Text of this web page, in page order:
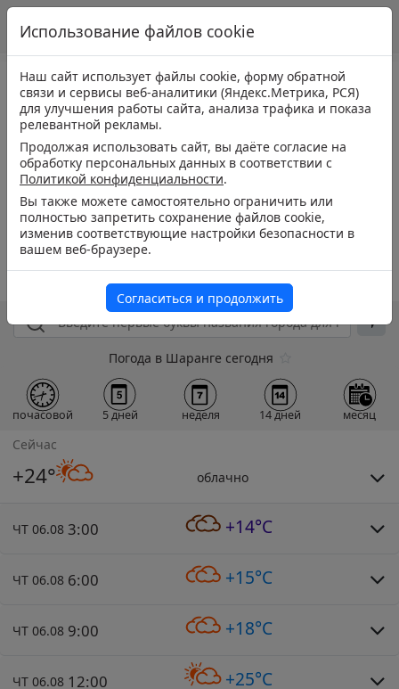
Погода в Шаранге сегодня
почасовой 5 дней неделя 14 дней месяц
Сейчас
+24° облачно
ЧТ 06.08 3:00 +14°C
ЧТ 06.08 6:00 +15°C
ЧТ 06.08 9:00 +18°C
ЧТ 06.08 12:00 +25°C
Использование файлов cookie
Наш сайт использует файлы cookie, форму обратной
связи и сервисы веб-аналитики (Яндекс.Метрика, РСЯ)
для улучшения работы сайта, анализа трафика и показа
релевантной рекламы.
Продолжая использовать сайт, вы даёте согласие на
обработку персональных данных в соответствии с
Политикой конфиденциальности.
Вы также можете самостоятельно ограничить или
полностью запретить сохранение файлов cookie,
изменив соответствующие настройки безопасности в
вашем веб-браузере.
Согласиться и продолжить